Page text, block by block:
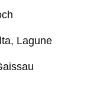
Lagune